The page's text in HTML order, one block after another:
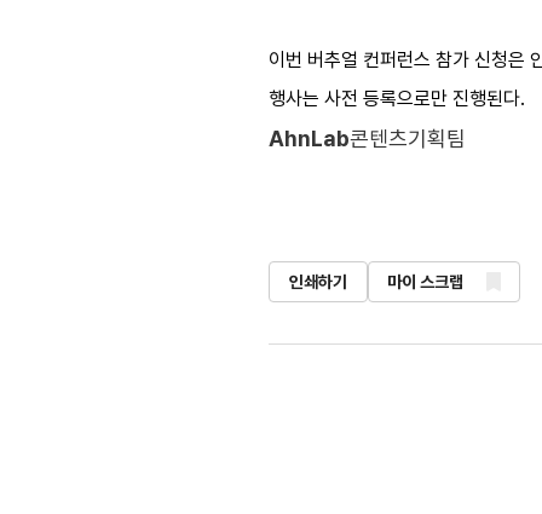
이번 버추얼 컨퍼런스 참가 신청은
행사는 사전 등록으로만 진행된다. ​
AhnLab콘텐츠기획팀
인쇄하기 마이 스크랩